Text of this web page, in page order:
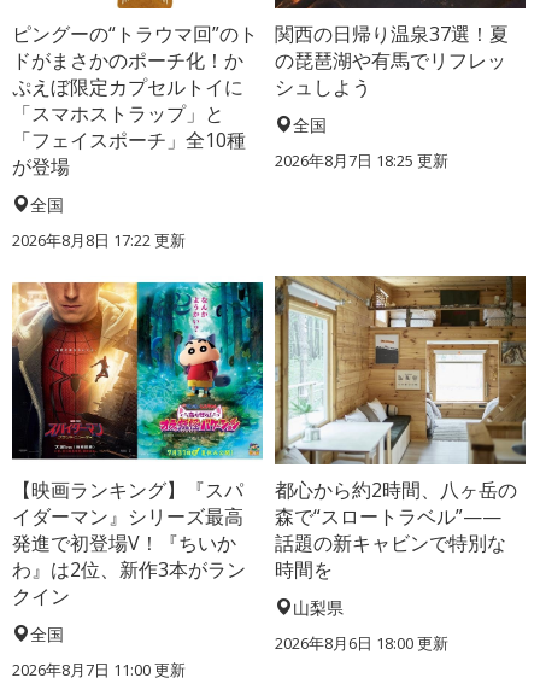
ピングーの“トラウマ回”のト
ドがまさかのポーチ化！か
ぷえぼ限定カプセルトイに
「スマホストラップ」と
「フェイスポーチ」全10種
が登場
全国
2026年8月8日 17:22更新
関西の日帰り温泉37選！夏
の琵琶湖や有馬でリフレッ
シュしよう
全国
2026年8月7日 18:25 更新
【映画ランキング】『スパ
イダーマン』シリーズ最高
発進で初登場V！『ちいか
わ』は2位、新作3本がラン
クイン
全国
2026年8月7日 11:00更新
都心から約2時間、八ヶ岳の
森で“スロートラベル”——
話題の新キャビンで特別な
時間を
山梨県
2026年8月6日 18:00更新